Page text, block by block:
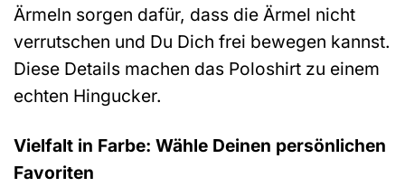
Ärmeln sorgen dafür, dass die Ärmel nicht
verrutschen und Du Dich frei bewegen kannst.
Diese Details machen das Poloshirt zu einem
echten Hingucker.
Vielfalt in Farbe: Wähle Deinen persönlichen
Favoriten